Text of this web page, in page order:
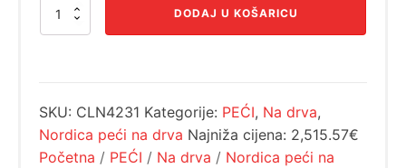
bila
je:
je:
2,012.46€.
Cucinotta
DODAJ U KOŠARICU
SKU: CLN4231 Kategorije: PEĆI, Na drva,
Nordica peći na drva Najniža cijena: 2,515.57€
Početna / PEĆI / Na drva / Nordica peći na